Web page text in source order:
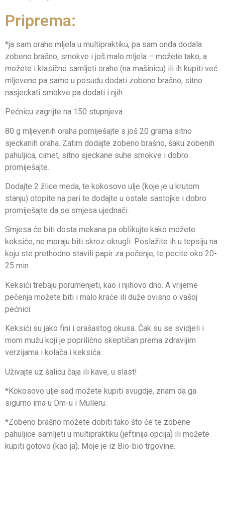
Priprema:
*ja sam orahe mljela u multipraktiku, pa sam onda dodala
zobeno brašno, smokve i još malo mljela – možete tako, a
možete i klasično samljeti orahe (na mašinicu) ili ih kupiti već
mljevene pa samo u posudu dodati zobeno brašno, sitno
nasjeckati smokve pa dodati i njih.
Pećnicu zagrijte na 150 stupnjeva.
80 g mljevenih oraha pomiješajte s još 20 grama sitno
sjeckanih oraha. Zatim dodajte zobeno brašno, šaku zobenih
pahuljica, cimet, sitno sjeckane suhe smokve i dobro
promiješajte.
Dodajte 2 žlice meda, te kokosovo ulje (koje je u krutom
stanju) otopite na pari te dodajte u ostale sastojke i dobro
promiješajte da se smjesa ujednači.
Smjesa će biti dosta mekana pa oblikujte kako možete
keksiće, ne moraju biti skroz okrugli. Poslažite ih u tepsiju na
koju ste prethodno stavili papir za pečenje, te pecite oko 20-
25 min.
Keksići trebaju porumenjeti, kao i njihovo dno. A vrijeme
pečenja možete biti i malo kraće ili duže ovisno o vašoj
pećnici.
Keksići su jako fini i orašastog okusa. Čak su se svidjeli i
mom mužu koji je poprilično skeptičan prema zdravijim
verzijama i kolača i keksića.
Uživajte uz šalicu čaja ili kave, u slast!
*Kokosovo ulje sad možete kupiti svugdje, znam da ga
sigurno ima u Dm-u i Mulleru.
*Zobeno brašno možete dobiti tako što će te zobene
pahuljice samljeti u multipraktiku (jeftinija opcija) ili možete
kupiti gotovo (kao ja). Moje je iz Bio-bio trgovine.